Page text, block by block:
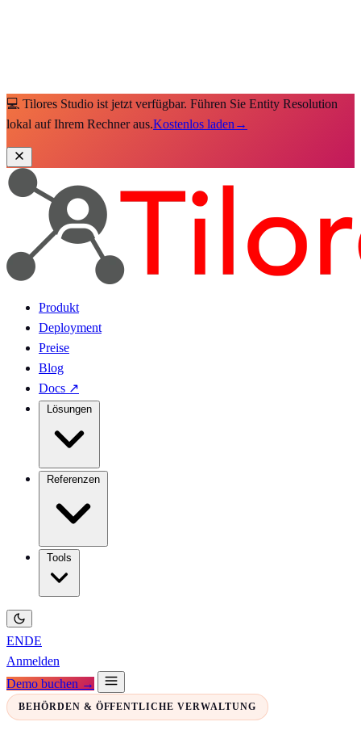
💻 Tilores Studio ist jetzt verfügbar. Führen Sie Entity Resolution
lokal auf Ihrem Rechner aus.Kostenlos laden →
Produkt
Deployment
Preise
Blog
Docs ↗
ENDE
Anmelden
Demo buchen →
BEHÖRDEN & ÖFFENTLICHE VERWALTUNG